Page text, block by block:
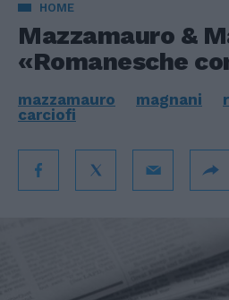
HOME
Mazzamauro &
«Romanesche
mazzamauro magnani
carciofi